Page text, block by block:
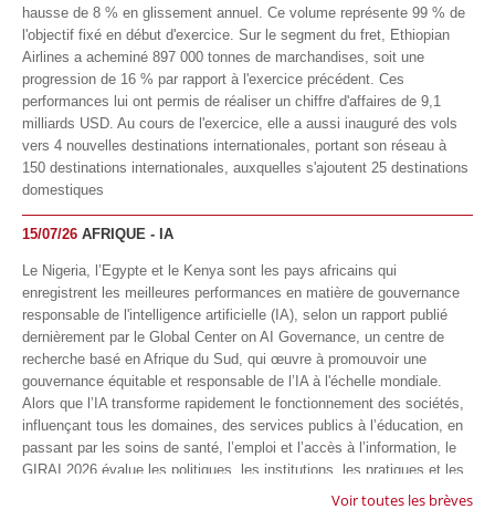
hausse de 8 % en glissement annuel. Ce volume représente 99 % de
l'objectif fixé en début d'exercice. Sur le segment du fret, Ethiopian
Airlines a acheminé 897 000 tonnes de marchandises, soit une
progression de 16 % par rapport à l'exercice précédent. Ces
performances lui ont permis de réaliser un chiffre d'affaires de 9,1
milliards USD. Au cours de l'exercice, elle a aussi inauguré des vols
vers 4 nouvelles destinations internationales, portant son réseau à
150 destinations internationales, auxquelles s'ajoutent 25 destinations
domestiques
15/07/26 AFRIQUE - IA
Le Nigeria, l’Egypte et le Kenya sont les pays africains qui
enregistrent les meilleures performances en matière de gouvernance
responsable de l'intelligence artificielle (IA), selon un rapport publié
dernièrement par le Global Center on AI Governance, un centre de
recherche basé en Afrique du Sud, qui œuvre à promouvoir une
gouvernance équitable et responsable de l’IA à l'échelle mondiale.
Alors que l’IA transforme rapidement le fonctionnement des sociétés,
influençant tous les domaines, des services publics à l’éducation, en
passant par les soins de santé, l’emploi et l’accès à l’information, le
GIRAI 2026 évalue les politiques, les institutions, les pratiques et les
conditions générales de gouvernance qui favorisent un déploiement
Voir toutes les brèves